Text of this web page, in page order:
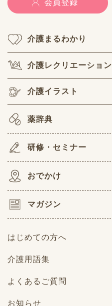
会員登録
介護まるわかり
介護レクリエーション
介護イラスト
薬辞典
研修・セミナー
おでかけ
マガジン
はじめての方へ
介護用語集
よくあるご質問
お知らせ